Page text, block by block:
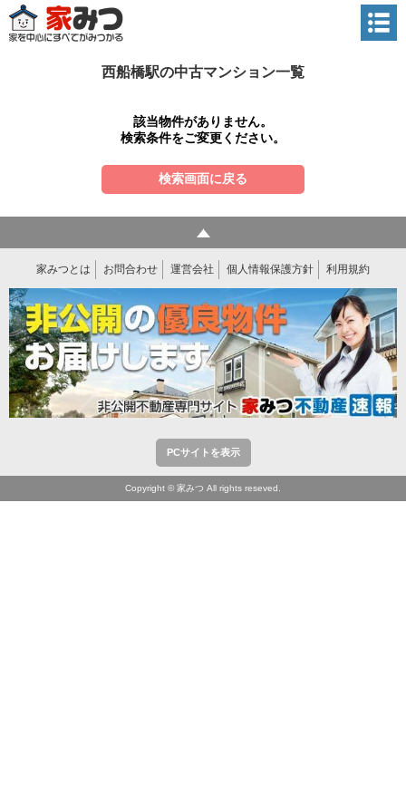
西船橋駅の中古マンション一覧
該当物件がありません。
検索条件をご変更ください。
検索画面に戻る
家みつとは お問合わせ 運営会社 個人情報保護方針 利用規約
PCサイトを表示
Copyright © 家みつ All rights reseved.